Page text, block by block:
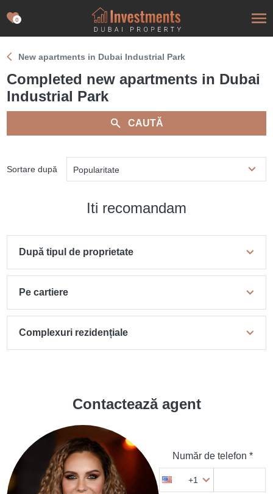
0
New apartments in Dubai Industrial Park
Сompleted new apartments in Dubai
Industrial Park
CAUTĂ
Sortare după Popularitate
Iti recomandam
După tipul de proprietate
Pe cartiere
Complexuri rezidențiale
Contactează agent
Număr de telefon *
+1